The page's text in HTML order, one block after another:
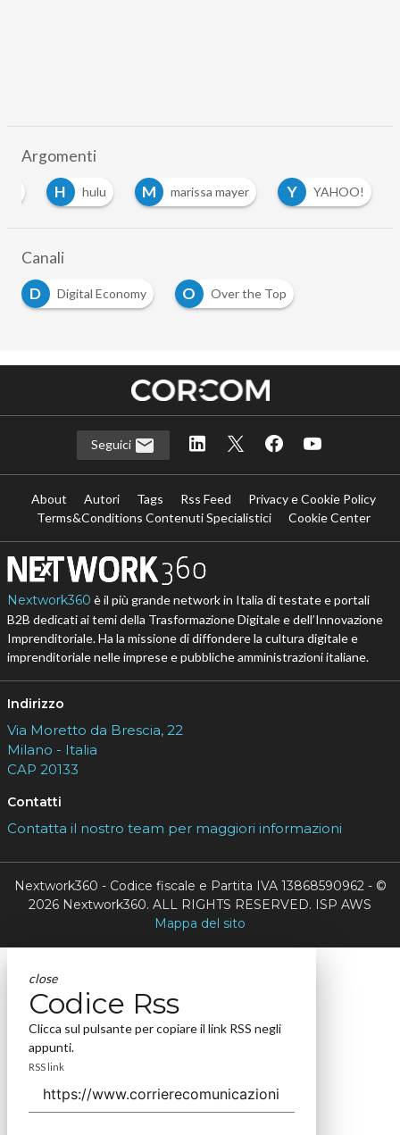
Argomenti
H hulu M marissa mayer Y YAHOO!
Canali
D
Digital Economy O Over the Top
Seguici
About Autori Tags Rss Feed
Privacy e Cookie Policy
Terms&Conditions Contenuti Specialistici
Cookie Center
Nextwork360 è il più grande network in Italia di testate e portali
B2B dedicati ai temi della Trasformazione Digitale e dell’Innovazione
Imprenditoriale. Ha la missione di diffondere la cultura digitale e
imprenditoriale nelle imprese e pubbliche amministrazioni italiane.
Indirizzo
Via Moretto da Brescia, 22
Milano - Italia
CAP 20133
Contatti
Contatta il nostro team per maggiori informazioni
Nextwork360 - Codice fiscale e Partita IVA 13868590962 - ©
2026 Nextwork360. ALL RIGHTS RESERVED. ISP AWS
Mappa del sito
close
Codice Rss
Clicca sul pulsante per copiare il link RSS negli
appunti.
RSS link